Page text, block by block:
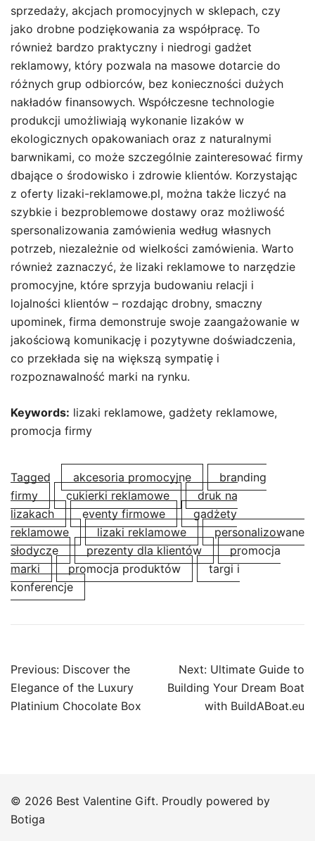
sprzedaży, akcjach promocyjnych w sklepach, czy
jako drobne podziękowania za współpracę. To
również bardzo praktyczny i niedrogi gadżet
reklamowy, który pozwala na masowe dotarcie do
różnych grup odbiorców, bez konieczności dużych
nakładów finansowych. Współczesne technologie
produkcji umożliwiają wykonanie lizaków w
ekologicznych opakowaniach oraz z naturalnymi
barwnikami, co może szczególnie zainteresować firmy
dbające o środowisko i zdrowie klientów. Korzystając
z oferty lizaki-reklamowe.pl, można także liczyć na
szybkie i bezproblemowe dostawy oraz możliwość
spersonalizowania zamówienia według własnych
potrzeb, niezależnie od wielkości zamówienia. Warto
również zaznaczyć, że lizaki reklamowe to narzędzie
promocyjne, które sprzyja budowaniu relacji i
lojalności klientów – rozdając drobny, smaczny
upominek, firma demonstruje swoje zaangażowanie w
jakościową komunikację i pozytywne doświadczenia,
co przekłada się na większą sympatię i
rozpoznawalność marki na rynku.
Keywords: lizaki reklamowe, gadżety reklamowe,
promocja firmy
Tagged akcesoria promocyjne
branding
firmy
cukierki reklamowe
druk na
lizakach
eventy firmowe
gadżety
reklamowe
lizaki reklamowe
personalizowane
słodycze
prezenty dla klientów
promocja
marki
promocja produktów
targi i
konferencje
Post
navigation
Previous: Discover the
Elegance of the Luxury
Platinium Chocolate Box
Next: Ultimate Guide to
Building Your Dream Boat
with BuildABoat.eu
© 2026 Best Valentine Gift. Proudly powered by
Botiga